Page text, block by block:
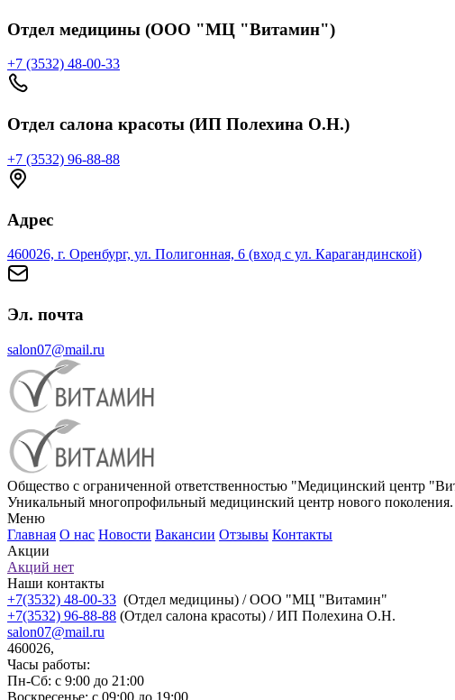
Отдел медицины (ООО "МЦ "Витамин")
+7 (3532) 48-00-33
Отдел салона красоты (ИП Полехина О.Н.)
+7 (3532) 96-88-88
Адрес
460026, г. Оренбург, ул. Полигонная, 6 (вход с ул. Карагандинской)
Эл. почта
salon07@mail.ru
Общество с ограниченной ответственностью "Медицинский центр
Уникальный многопрофильный медицинский центр нового поколения.
Меню
Главная О нас Новости Вакансии Отзывы Контакты
Акции
Акций нет
Наши контакты
+7(3532) 48-00-33 (Отдел медицины) / ООО "МЦ "Витамин"
+7(3532) 96-88-88 (Отдел салона красоты) / ИП Полехина О.Н.
salon07@mail.ru
460026,
Часы работы:
Пн-Сб: с 9:00 до 21:00